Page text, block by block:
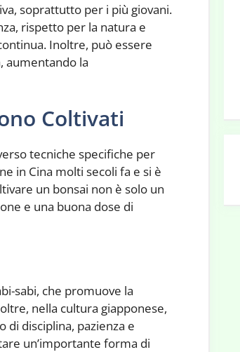
soprattutto per i più giovani.
rispetto per la natura e
Inoltre, può essere
aumentando la
Coltivati
tecniche specifiche per
in Cina molti secoli fa e si è
un bonsai non è solo un
e una buona dose di
sabi, che promuove la
nella cultura giapponese,
di disciplina, pazienza e
un’importante forma di